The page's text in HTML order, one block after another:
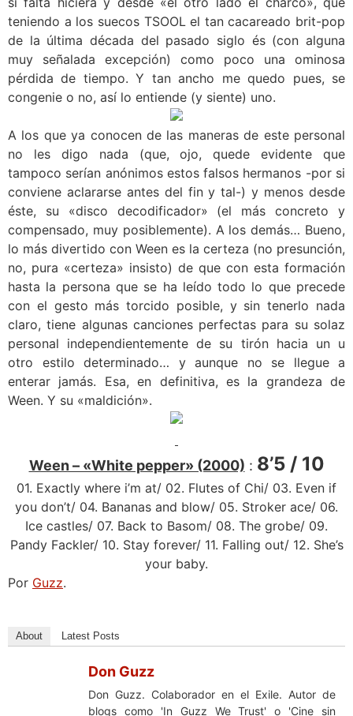
teniendo a los suecos TSOOL el tan cacareado brit-pop
de la última década del pasado siglo és (con alguna
muy señalada excepción) como poco una ominosa
pérdida de tiempo. Y tan ancho me quedo pues, se
congenie o no, así lo entiende (y siente) uno.
A los que ya conocen de las maneras de este personal
no les digo nada (que, ojo, quede evidente que
tampoco serían anónimos estos falsos hermanos -por si
conviene aclararse antes del fin y tal-) y menos desde
éste, su «disco decodificador» (el más concreto y
compensado, muy posiblemente). A los demás… Bueno,
lo más divertido con Ween es la certeza (no presunción,
no, pura «certeza» insisto) de que con esta formación
hasta la persona que se ha leído todo lo que precede
con el gesto más torcido posible, y sin tenerlo nada
claro, tiene algunas canciones perfectas para su solaz
personal independientemente de su tirón hacia un u
otro estilo determinado… y aunque no se llegue a
enterar jamás. Esa, en definitiva, es la grandeza de
Ween. Y su «maldición».
Ween – «White pepper» (2000) : 8’5 / 10
01. Exactly where i’m at/ 02. Flutes of Chi/ 03. Even if
you don’t/ 04. Bananas and blow/ 05. Stroker ace/ 06.
Ice castles/ 07. Back to Basom/ 08. The grobe/ 09.
Pandy Fackler/ 10. Stay forever/ 11. Falling out/ 12. She’s
your baby.
Por Guzz.
About Latest Posts
Don Guzz
Don Guzz. Colaborador en el Exile. Autor de
blogs como 'In Guzz We Trust' o 'Cine sin